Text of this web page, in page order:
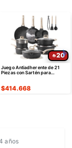
20
Juego Antiadherente de 21
Piezas con Sartén para
$414.668
años